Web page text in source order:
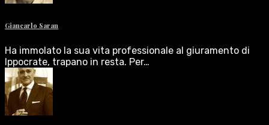
Giancarlo Saran
Ha immolato la sua vita professionale al giuramento di
Ippocrate, trapano in resta. Per…